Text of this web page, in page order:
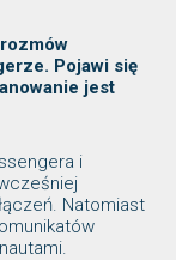
Pojawi się
jest
i
Natomiast